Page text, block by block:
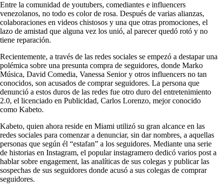
Entre la comunidad de youtubers, comediantes e influencers
venezolanos, no todo es color de rosa. Después de varias alianzas,
colaboraciones en videos chistosos y una que otras promociones, el
lazo de amistad que alguna vez los unió, al parecer quedó rotó y no
tiene reparación.
Recientemente, a través de las redes sociales se empezó a destapar una
polémica sobre una presunta compra de seguidores, donde Marko
Música, David Comedia, Vanessa Senior y otros influencers no tan
conocidos, son acusados de comprar seguidores. La persona que
denunció a estos duros de las redes fue otro duro del entretenimiento
2.0, el licenciado en Publicidad, Carlos Lorenzo, mejor conocido
como Kabeto.
Kabeto, quien ahora reside en Miami utilizó su gran alcance en las
redes sociales para comenzar a denunciar, sin dar nombres, a aquellas
personas que según él “estafan” a los seguidores. Mediante una serie
de historias en Instagram, el popular instagramero dedicó varios post a
hablar sobre engagement, las analíticas de sus colegas y publicar las
sospechas de sus seguidores donde acusó a sus colegas de comprar
seguidores.